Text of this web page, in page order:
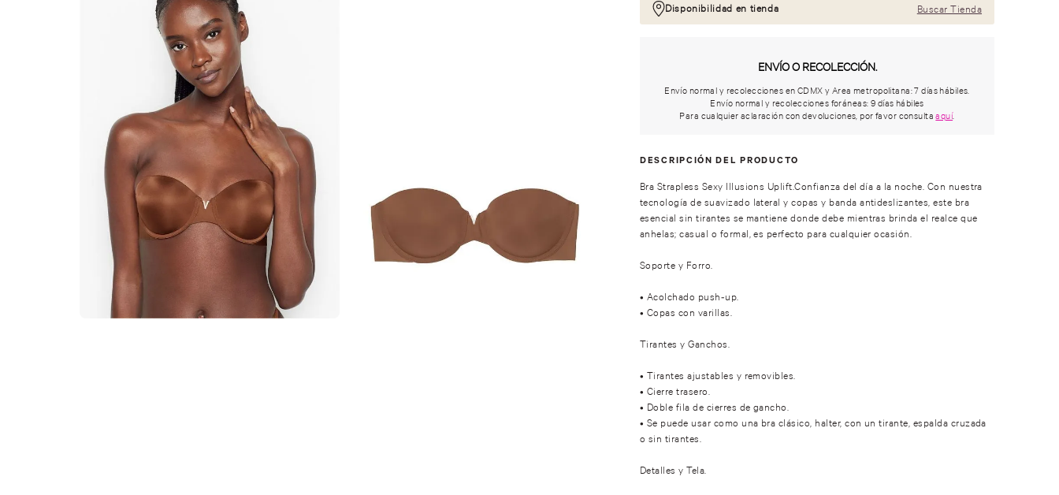
Disponibilidad en tienda Buscar Tienda
ENVÍO O RECOLECCIÓN.
Envío normal y recolecciones en CDMX y Area metropolitana: 7 días hábiles.
Envío normal y recolecciones foráneas: 9 días hábiles
Para cualquier aclaración con devoluciones, por favor consultaaquí.
DESCRIPCIÓN DEL PRODUCTO
Bra Strapless Sexy Illusions Uplift.Confianza del día a la noche. Con nuestra
tecnología de suavizado lateral y copas y banda antideslizantes, este bra
esencial sin tirantes se mantiene donde debe mientras brinda el realce que
anhelas; casual o formal, es perfecto para cualquier ocasión.
Soporte y Forro.
• Acolchado push-up.
• Copas con varillas.
Tirantes y Ganchos.
• Tirantes ajustables y removibles.
• Cierre trasero.
• Doble fila de cierres de gancho.
• Se puede usar como una bra clásico, halter, con un tirante, espalda cruzada
o sin tirantes.
Detalles y Tela.